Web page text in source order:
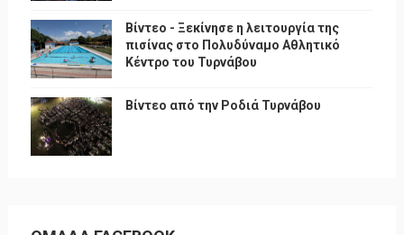
Βίντεο - Ξεκίνησε η λειτουργία της
πισίνας στο Πολυδύναμο Αθλητικό
Κέντρο του Τυρνάβου
Βίντεο από την Ροδιά Τυρνάβου